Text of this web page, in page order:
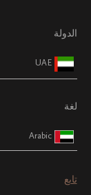
الدولة
UAE
لغة
Arabic
تابع